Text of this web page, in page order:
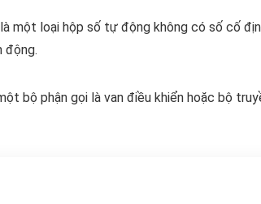
là một loại hộp số tự động không có số cố
động.
bộ phận gọi là van điều khiển hoặc bộ